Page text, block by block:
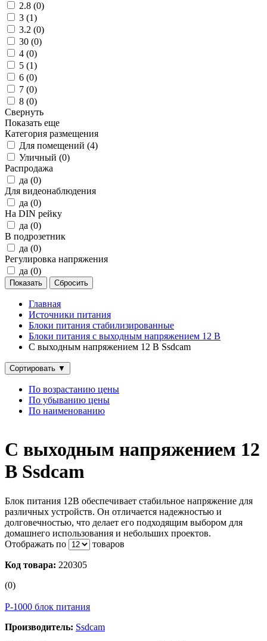
2.8 (0)
3 (1)
3.2 (0)
30 (0)
4 (0)
5 (1)
6 (0)
7 (0)
8 (0)
Свернуть
Показать еще
Категория размещения
Для помещений (4)
Уличный (0)
Распродажа
да (0)
Для видеонаблюдения
да (0)
На DIN рейку
да (0)
В подрозетник
да (0)
Регулировка напряжения
да (0)
Главная
Источники питания
Блоки питания стабилизированные
Блоки питания с выходным напряжением 12 В
С выходным напряжением 12 В Ssdcam
Сортировать ▼
По возрастанию цены
По убыванию цены
По наименованию
С выходным напряжением 12
В Ssdcam
Блок питания 12В обеспечивает стабильное напряжение для
различных устройств. Он отличается надежностью и
долговечностью, что делает его подходящим выбором для
домашнего использования и небольших проектов.
Отображать по
товаров
Код товара: 220305
(0)
P-1000 блок питания
Производитель: Ssdcam